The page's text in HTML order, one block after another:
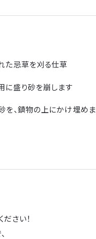
た忌草を刈る仕草
に盛り砂を崩します
を、鎮物の上にかけ埋めま
さい！